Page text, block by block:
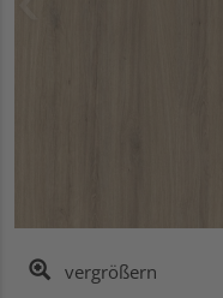
vergrößern